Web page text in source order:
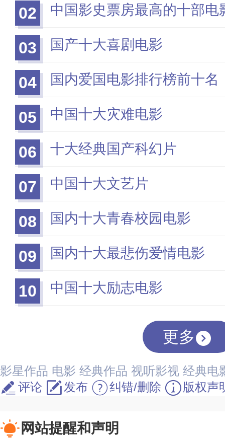
02 中国影史票房最高的十部电
03 国产十大喜剧电影
04 国内爱国电影排行榜前十名
05 中国十大灾难电影
06 十大经典国产科幻片
07 中国十大文艺片
08 国内十大青春校园电影
09 国内十大最悲伤爱情电影
10 中国十大励志电影
更多
影星作品 电影 经典作品 视听影视 经典电
评论
发布 纠错/删除 版权声
网站提醒和声明